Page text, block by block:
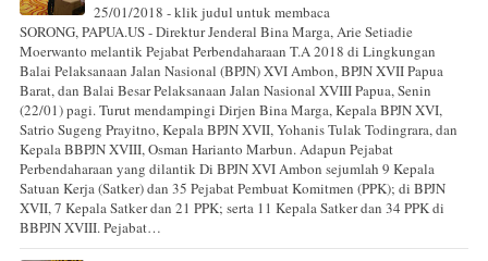
25/01/2018 - klik judul untuk membaca
SORONG, PAPUA.US - Direktur Jenderal Bina Marga, Arie Setiadie
Moerwanto melantik Pejabat Perbendaharaan T.A 2018 di Lingkungan
Balai Pelaksanaan Jalan Nasional (BPJN) XVI Ambon, BPJN XVII Papua
Barat, dan Balai Besar Pelaksanaan Jalan Nasional XVIII Papua, Senin
(22/01) pagi. Turut mendampingi Dirjen Bina Marga, Kepala BPJN XVI,
Satrio Sugeng Prayitno, Kepala BPJN XVII, Yohanis Tulak Todingrara, dan
Kepala BBPJN XVIII, Osman Harianto Marbun. Adapun Pejabat
Perbendaharaan yang dilantik Di BPJN XVI Ambon sejumlah 9 Kepala
Satuan Kerja (Satker) dan 35 Pejabat Pembuat Komitmen (PPK); di BPJN
XVII, 7 Kepala Satker dan 21 PPK; serta 11 Kepala Satker dan 34 PPK di
BBPJN XVIII. Pejabat…